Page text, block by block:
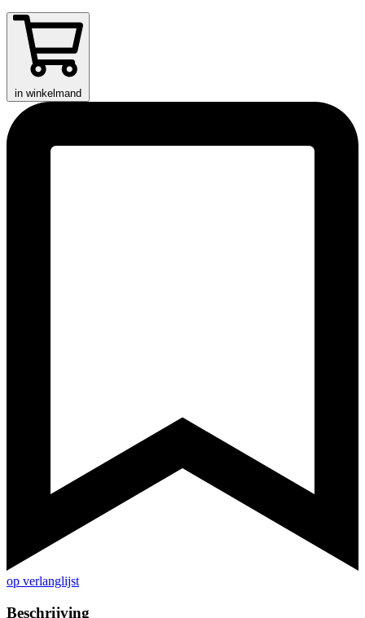
in winkelmand
op verlanglijst
Beschrijving